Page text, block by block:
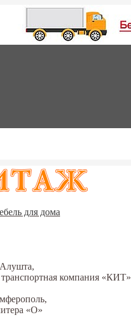
для дома
компания «КИТ»
«О»